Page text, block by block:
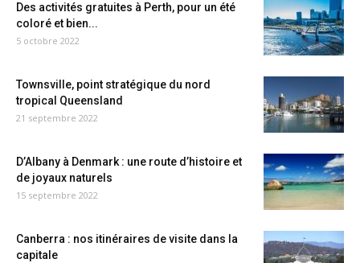
Des activités gratuites à Perth, pour un été
coloré et bien...
5 octobre 2022
Townsville, point stratégique du nord
tropical Queensland
21 septembre 2022
D’Albany à Denmark : une route d’histoire et
de joyaux naturels
15 septembre 2022
Canberra : nos itinéraires de visite dans la
capitale